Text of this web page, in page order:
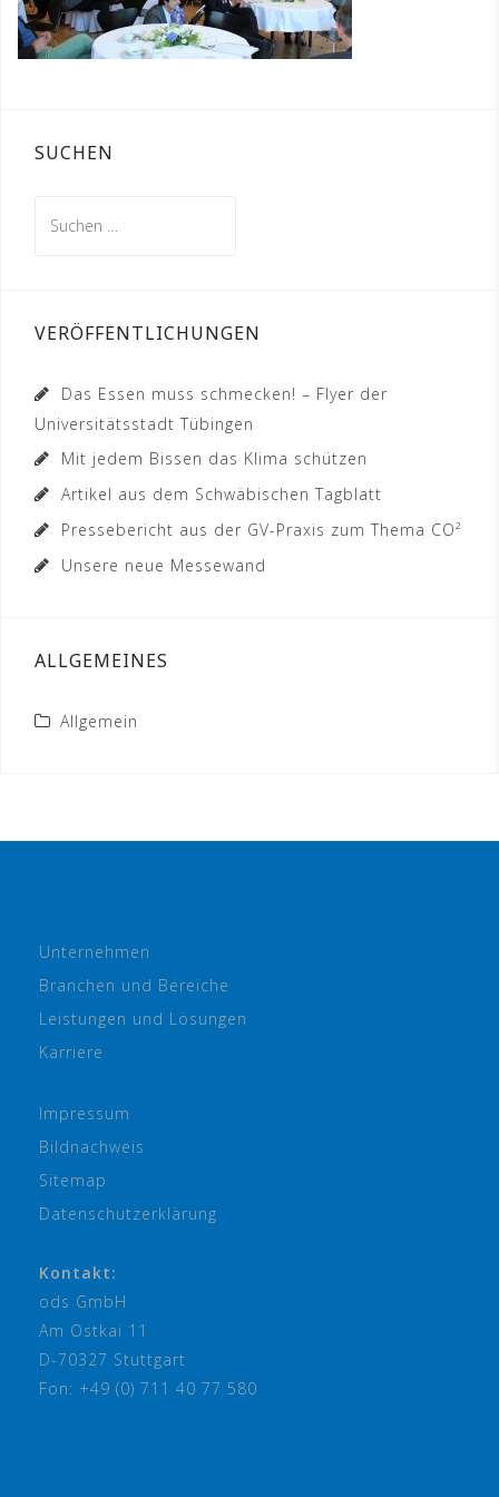
SUCHEN
nach:
VERÖFFENTLICHUNGEN
Das Essen muss schmecken! – Flyer der
Universitätsstadt Tübingen
Mit jedem Bissen das Klima schützen
Artikel aus dem Schwäbischen Tagblatt
Pressebericht aus der GV-Praxis zum Thema CO²
Unsere neue Messewand
ALLGEMEINES
Allgemein
Unternehmen
Branchen und Bereiche
Leistungen und Lösungen
Karriere
Impressum
Bildnachweis
Sitemap
Datenschutzerklärung
Kontakt:
ods GmbH
Am Ostkai 11
D-70327 Stuttgart
Fon: +49 (0) 711 40 77 580